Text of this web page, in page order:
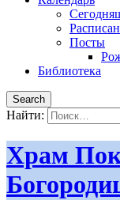
Посты
Библиотека
Search
Найти:
Храм